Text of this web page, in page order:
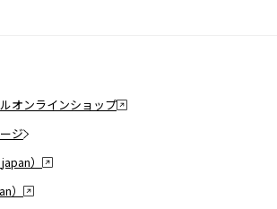
オンラインショップ
ジ
）
）